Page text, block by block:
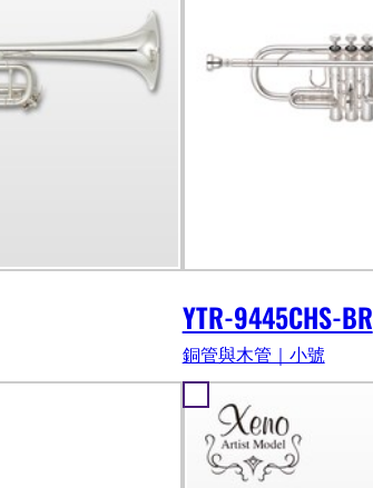
YTR-9445CHS-BR
銅管與木管｜小號